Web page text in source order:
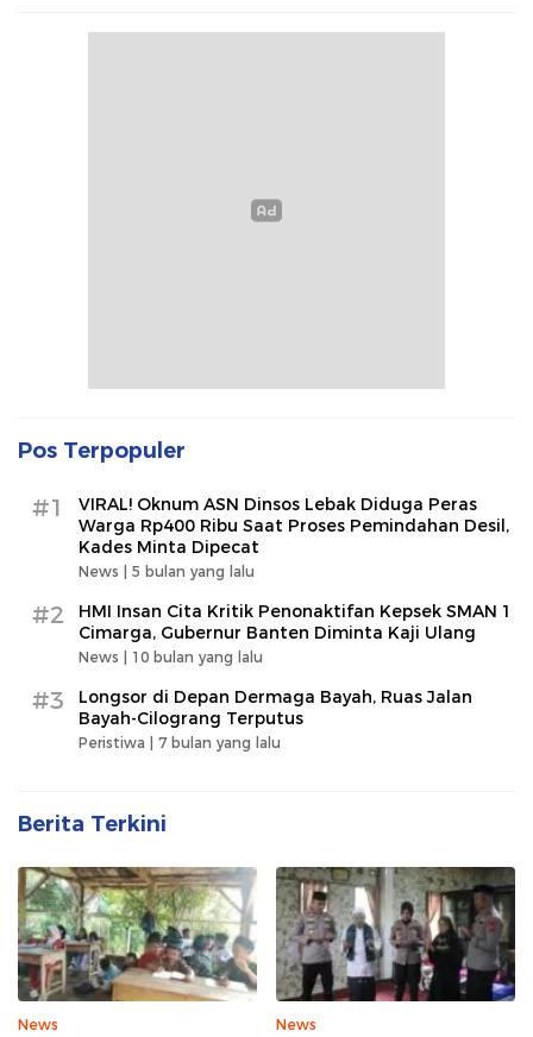
Pos Terpopuler
#1
VIRAL! Oknum ASN Dinsos Lebak Diduga Peras
Warga Rp400 Ribu Saat Proses Pemindahan Desil,
Kades Minta Dipecat
News | 5 bulan yang lalu
#2
HMI Insan Cita Kritik Penonaktifan Kepsek SMAN 1
Cimarga, Gubernur Banten Diminta Kaji Ulang
News | 10 bulan yang lalu
#3
Longsor di Depan Dermaga Bayah, Ruas Jalan
Bayah-Cilograng Terputus
Peristiwa | 7 bulan yang lalu
Berita Terkini
News News